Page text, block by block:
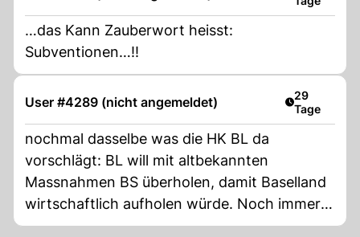
…das Kann Zauberwort heisst:
Subventionen…!!
User #4289 (nicht angemeldet) Artikel
29
Tage
nochmal dasselbe was die HK BL da
vorschlägt: BL will mit altbekannten
Massnahmen BS überholen, damit Baselland
wirtschaftlich aufholen würde. Noch immer
wird gegeneinander statt miteinander